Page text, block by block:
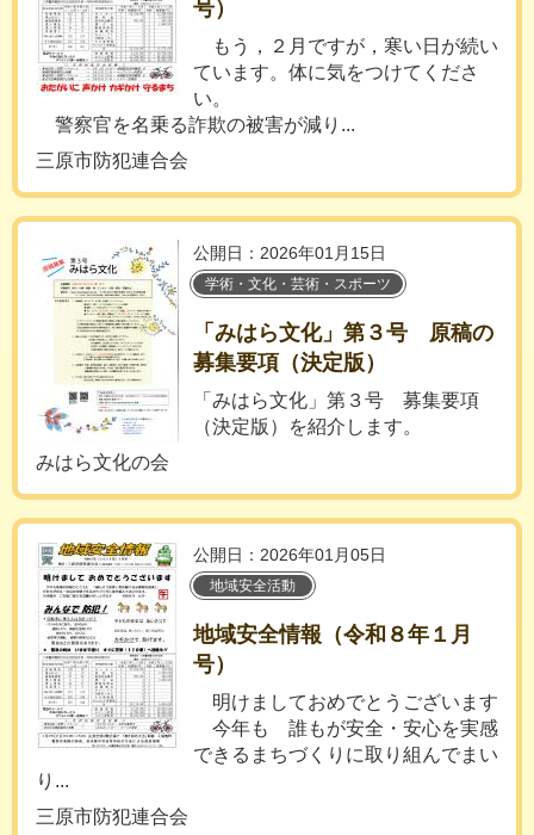
号）
もう，２月ですが，寒い日が続い
ています。体に気をつけてくださ
い。
警察官を名乗る詐欺の被害が減り...
三原市防犯連合会
公開日：2026年01月15日
学術・文化・芸術・スポーツ
「みはら文化」第３号 原稿の
募集要項（決定版）
「みはら文化」第３号 募集要項
（決定版）を紹介します。
みはら文化の会
公開日：2026年01月05日
地域安全活動
地域安全情報（令和８年１月
号）
明けましておめでとうございます
今年も 誰もが安全・安心を実感
できるまちづくりに取り組んでまい
り...
三原市防犯連合会